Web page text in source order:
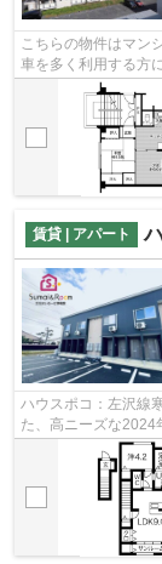
こちらの物件はマン
車を多く利用する方
をお教え致します。
賃貸 | アパート
ハウスポコ：左沢線
た、高ニーズな2024
み置き場付き物件で